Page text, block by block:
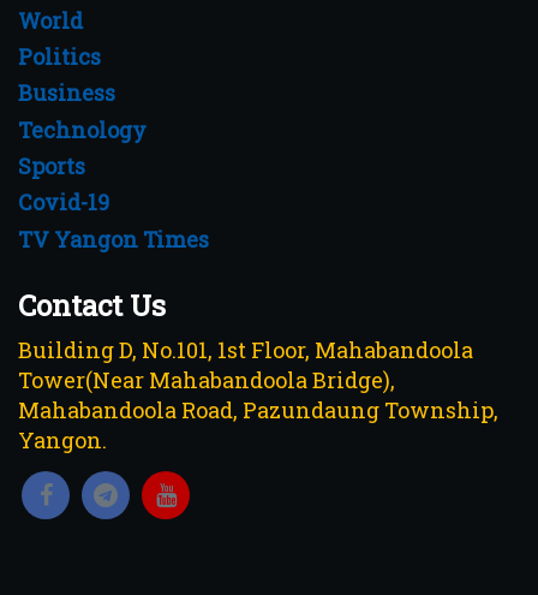
World
Politics
Business
Technology
Sports
Covid-19
TV Yangon Times
Contact Us
Building D, No.101, 1st Floor, Mahabandoola
Tower(Near Mahabandoola Bridge),
Mahabandoola Road, Pazundaung Township,
Yangon.